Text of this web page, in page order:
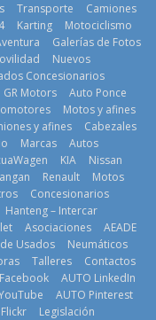
¿Qué puede
pasar con tu
vehículo si
permanece
varios días sin
usar?
3 de agosto de
2026
Transporte
Camiones
Karting
Motociclismo
Galerías de Fotos
Nuevos
Concesionarios
GR Motors
Auto Ponce
Motos y afines
y afines
Cabezales
Marcas
Autos
KIA
Nissan
Renault
Motos
Concesionarios
Hanteng – Intercar
Asociaciones
AEADE
Usados
Neumáticos
Talleres
Contactos
AUTO LinkedIn
AUTO Pinterest
Legislación